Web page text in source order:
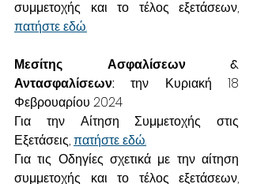
πατήστε εδώ.
Μεσίτης Ασφαλίσεων &
Αντασφαλίσεων: την Κυριακή 18
Φεβρουαρίου 2024
Για την Αίτηση Συμμετοχής στις
Εξετάσεις, πατήστε εδώ.
Για τις Οδηγίες σχετικά με την αίτηση